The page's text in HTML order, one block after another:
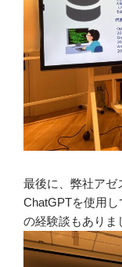
最後に、弊社アゼ
ChatGPTを使用
の経験談もありま